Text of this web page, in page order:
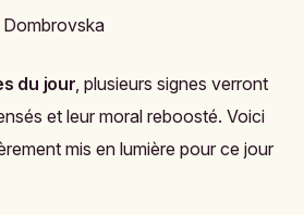
du jour, plusieurs signes verront
et leur moral reboosté. Voici
mis en lumière pour ce jour